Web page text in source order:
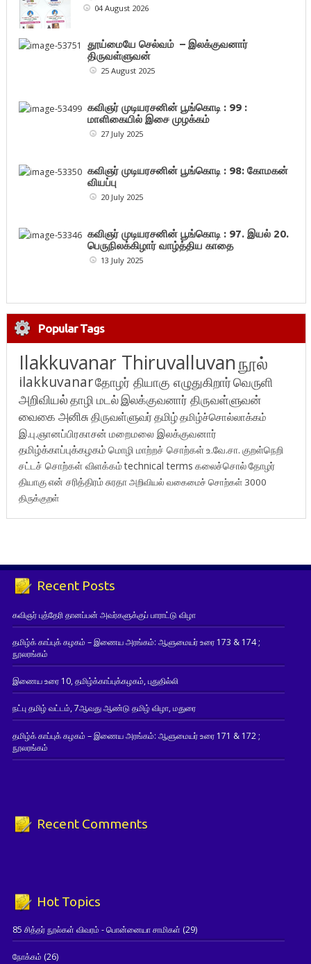
04 August 2026
தூய்மையே செல்வம் – இலக்குவனார்
திருவள்ளுவன்
25 August 2025
கவிஞர் முடியரசனின் பூங்கொடி : 99 :
மாளிகையில் இசை முழக்கம்
27 July 2025
கவிஞர் முடியரசனின் பூங்கொடி : 98: கோமகன்
வியப்பு
20 July 2025
கவிஞர் முடியரசனின் பூங்கொடி : 97. இயல் 20.
பெருநிலக்கிழார் வாழ்த்திய காதை
13 July 2025
Popular Tags
Ilakkuvanar Thiruvalluvanநூல்
ilakkuvanarதோழர் தியாகு எழுதுகிறார்வெருளி
அறிவியல்தாழி மடல்இலக்குவனார் திருவள்ளுவன்
வைகை அனிசுதிருவள்ளுவர்தமிழ்தமிழ்ச்சொல்லாக்கம்
இ.பு.ஞானப்பிரகாசன் மறைமலை இலக்குவனார்
தமிழ்க்காப்புக்கழகம் மொழி மாற்றச் சொற்கள்உ.வே.சா. குறள்நெறி
சட்டச் சொற்கள் விளக்கம்technical terms கலைச்சொல்தோழர்
தியாகுஎன் சரித்திரம்சுரதாஅறிவியல் வகைமைச் சொற்கள் 3000
திருக்குறள்
Recent Posts
கவிஞர் புத்தேரி தானப்பன் அவர்களுக்குப் பாராட்டு விழா
தமிழ்க் காப்புக் கழகம் – இணைய அரங்கம்: ஆளுமையர் உரை 173 & 174 ;
நூலரங்கம்
இணைய உரை 10, தமிழ்க்காப்புக்கழகம், புதுதில்லி
நட்பு தமிழ் வட்டம், 7ஆவது ஆண்டு தமிழ் விழா, மதுரை
தமிழ்க் காப்புக் கழகம் – இணைய அரங்கம்: ஆளுமையர் உரை 171 & 172 ;
நூலரங்கம்
Recent Comments
Hot Topics
85 சித்தர் நூல்கள் விவரம் - பொன்னையா சாமிகள் (29)
நோக்கம் (26)